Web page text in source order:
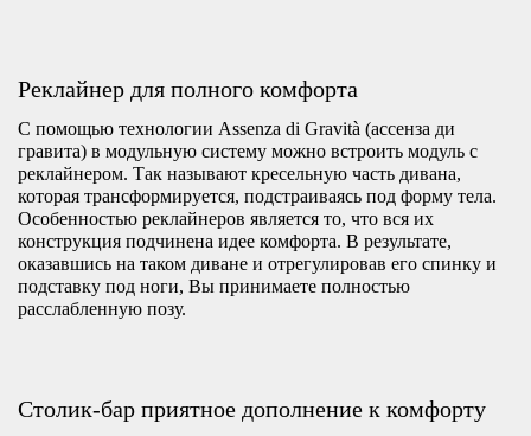
Реклайнер для полного комфорта
С помощью технологии Assenza di Gravità (ассенза ди
гравита) в модульную систему можно встроить модуль с
реклайнером. Так называют кресельную часть дивана,
которая трансформируется, подстраиваясь под форму тела.
Особенностью реклайнеров является то, что вся их
конструкция подчинена идее комфорта. В результате,
оказавшись на таком диване и отрегулировав его спинку и
подставку под ноги, Вы принимаете полностью
расслабленную позу.
Столик-бар приятное дополнение к комфорту